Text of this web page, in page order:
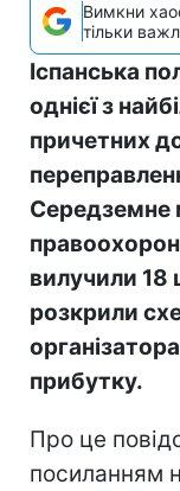
Вимкни
тільки
Іспанська
однієї з
причетних
Середземне
вилучили 18
розкрили
прибутку.
Про це
посиланням